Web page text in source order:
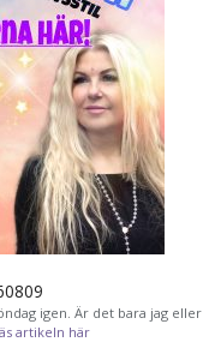
igen. Är det bara jag eller
artikeln här